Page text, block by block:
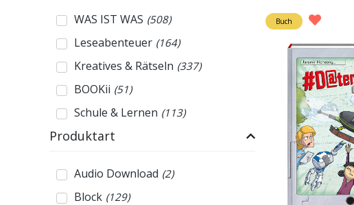
WAS IST WAS (508)
Leseabenteuer (164)
Kreatives & Rätseln (337)
BOOKii (51)
Schule & Lernen (113)
Produktart
Audio Download (2)
Block (129)
Buch